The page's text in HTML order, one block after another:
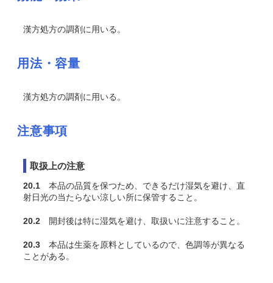
漢方処方の調剤に用いる。
用法・容量
漢方処方の調剤に用いる。
注意事項
取扱上の注意
20.1 本品の品質を保つため、できるだけ湿気を避け、直
射日光の当たらない涼しい所に保管すること。
20.2 開封後は特に湿気を避け、取扱いに注意すること。
20.3 本品は生薬を原料としているので、色調等が異なる
ことがある。